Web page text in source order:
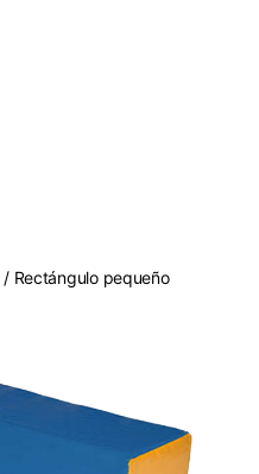
/ Rectángulo pequeño